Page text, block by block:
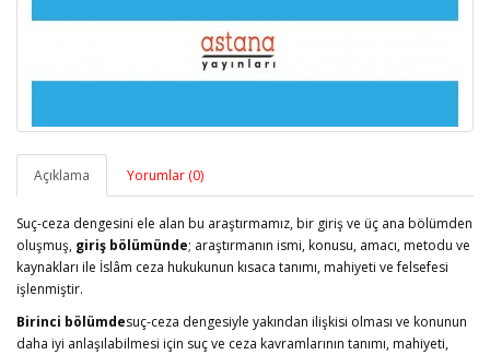
Açıklama Yorumlar (0)
Suç-ceza dengesini ele alan bu araştırmamız, bir giriş ve üç ana bölümden
oluşmuş, giriş bölümünde; araştırmanın ismi, konusu, amacı, metodu ve
kaynakları ile İslâm ceza hukukunun kısaca tanımı, mahiyeti ve felsefesi
işlenmiştir.
Birinci bölümdesuç-ceza dengesiyle yakından ilişkisi olması ve konunun
daha iyi anlaşılabilmesi için suç ve ceza kavramlarının tanımı, mahiyeti,